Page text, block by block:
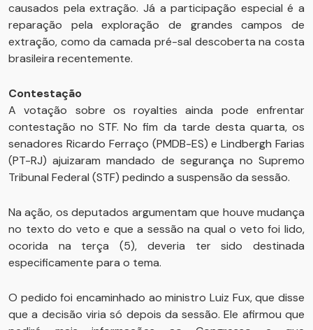
causados pela extração. Já a participação especial é a
reparação pela exploração de grandes campos de
extração, como da camada pré-sal descoberta na costa
brasileira recentemente.
Contestação
A votação sobre os royalties ainda pode enfrentar
contestação no STF. No fim da tarde desta quarta, os
senadores Ricardo Ferraço (PMDB-ES) e Lindbergh Farias
(PT-RJ) ajuizaram mandado de segurança no Supremo
Tribunal Federal (STF) pedindo a suspensão da sessão.
Na ação, os deputados argumentam que houve mudança
no texto do veto e que a sessão na qual o veto foi lido,
ocorida na terça (5), deveria ter sido destinada
especificamente para o tema.
O pedido foi encaminhado ao ministro Luiz Fux, que disse
que a decisão viria só depois da sessão. Ele afirmou que